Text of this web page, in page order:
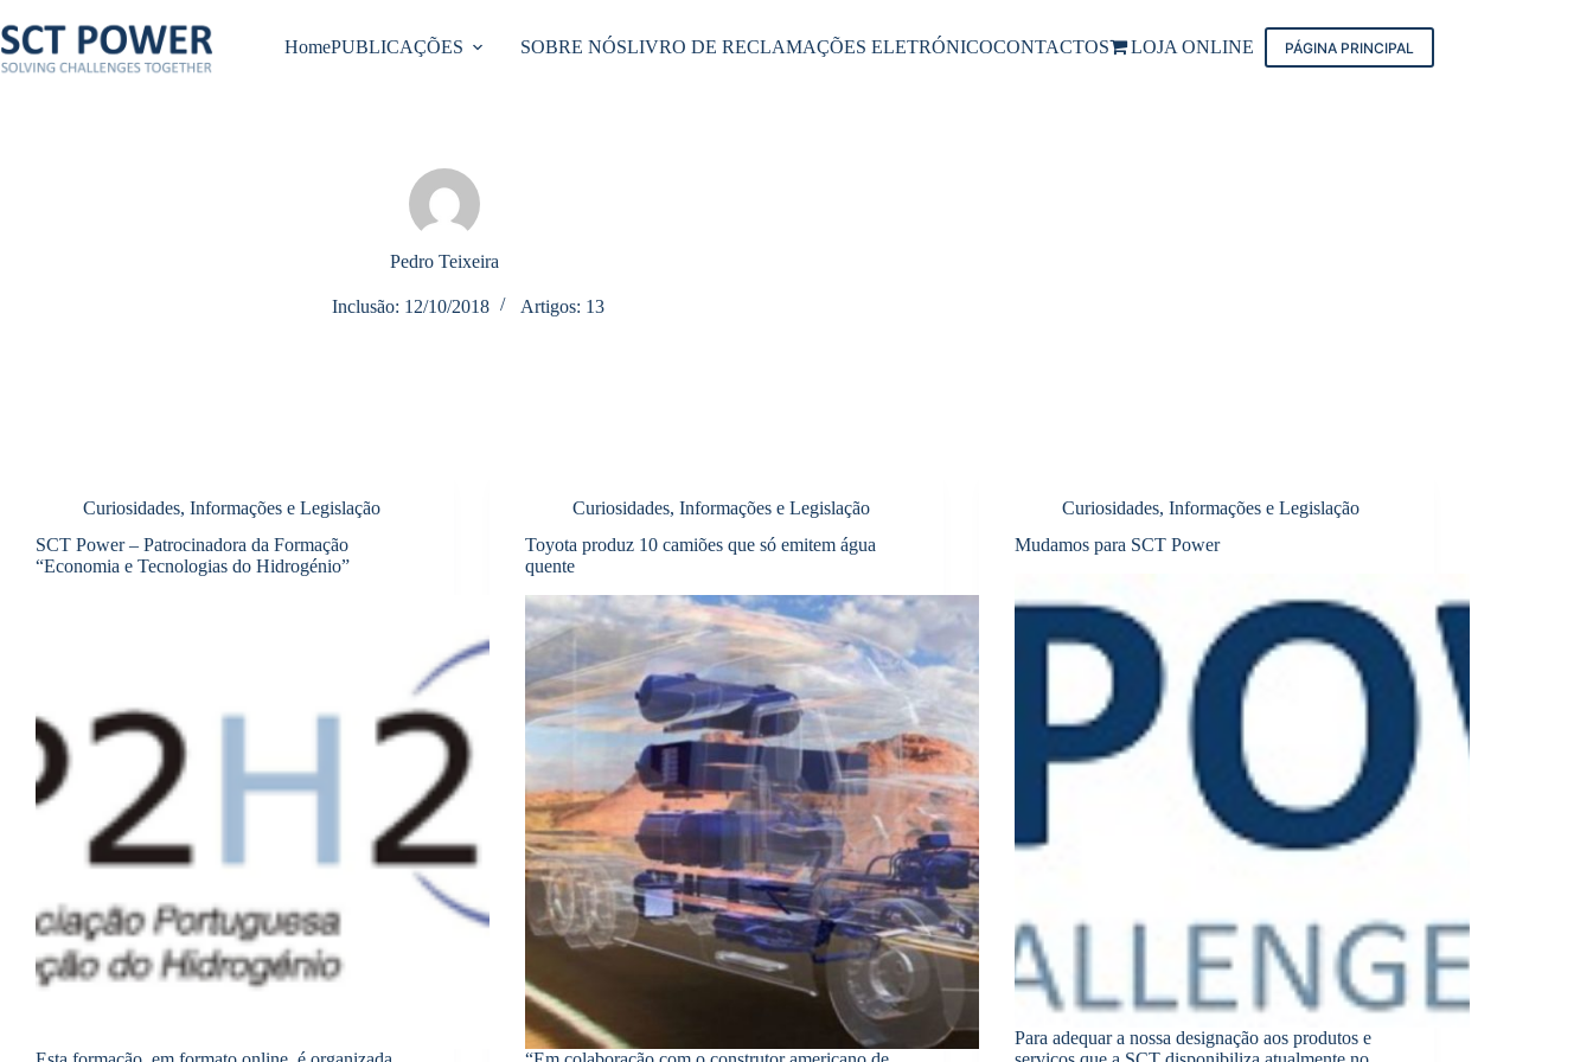
para
o
conteúdo
HomePUBLICAÇÕES SOBRE NÓSLIVRO DE RECLAMAÇÕES ELETRÓNICOCONTACTOS LOJA ONLINE PÁGINA PRINCIPAL
Pedro Teixeira
Inclusão: 12/10/2018 Artigos: 13
Curiosidades, Informações e Legislação
SCT Power – Patrocinadora da Formação
“Economia e Tecnologias do Hidrogénio”
Curiosidades, Informações e Legislação
Toyota produz 10 camiões que só emitem água
quente
Curiosidades, Informações e Legislação
Mudamos para SCT Power
Para adequar a nossa designação aos produtos e